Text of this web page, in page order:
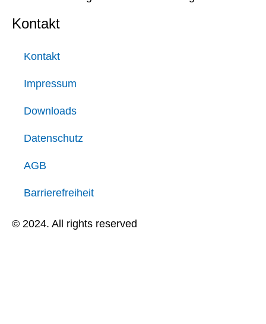
Kontakt
Kontakt
Impressum
Downloads
Datenschutz
AGB
Barrierefreiheit
© 2024. All rights reserved